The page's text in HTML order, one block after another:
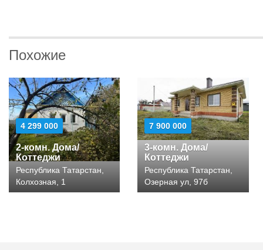
Похожие
4 299 000
2-комн. Дома/
Коттеджи
Республика Татарстан,
Колхозная, 1
7 900 000
3-комн. Дома/
Коттеджи
Республика Татарстан,
Озерная ул, 97б